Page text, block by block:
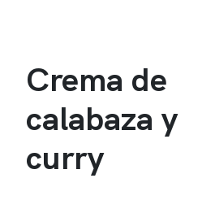
Crema de
calabaza y
curry